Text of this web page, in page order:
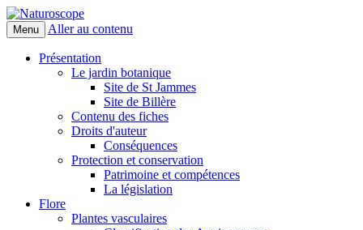
Naturoscope
Menu Aller au contenu
Présentation
Le jardin botanique
Site de St Jammes
Site de Billère
Contenu des fiches
Droits d'auteur
Conséquences
Protection et conservation
Patrimoine et compétences
La législation
Flore
Plantes vasculaires